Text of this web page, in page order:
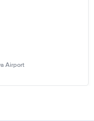
Airport